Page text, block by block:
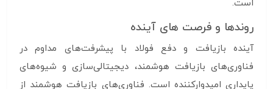
است.
روندها و فرصت های آینده
آینده بازیافت و دفع فولاد با پیشرفت‌های مداوم در
فناوری‌های بازیافت هوشمند، دیجیتالی‌سازی و شیوه‌های
پایداری امیدوارکننده است. فناوری‌های بازیافت هوشمند از